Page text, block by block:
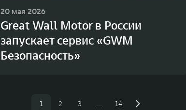
20 мая 2026
Great Wall Motor в России
запускает сервис «GWM
Безопасность»
1 2 3 … 14